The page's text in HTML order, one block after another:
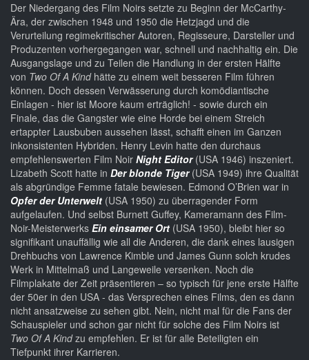
Der Niedergang des Film Noirs setzte zu Beginn der McCarthy-
Ära, der zwischen 1948 und 1950 die Hetzjagd und die
Verurteilung regimekritischer Autoren, Regisseure, Darsteller und
Produzenten vorhergegangen war, schnell und nachhaltig ein. Die
Ausgangslage und zu Teilen die Handlung in der ersten Hälfte
von Two Of A Kindhätte zu einem weit besseren Film führen
können. Doch dessen Verwässerung durch komödiantische
Einlagen - hier ist Moore kaum erträglich! - sowie durch ein
Finale, das die Gangster wie eine Horde bei einem Streich
ertappter Lausbuben aussehen lässt, schafft einen im Ganzen
inkonsistenten Hybriden. Henry Levin hatte den durchaus
empfehlenswerten Film Noir Night Editor(USA 1946) inszeniert.
Lizabeth Scott hatte in Der blonde Tiger(USA 1949) ihre Qualität
als abgründige Femme fatale bewiesen. Edmond O’Brien war in
Opfer der Unterwelt (USA 1950) zu überragender Form
aufgelaufen. Und selbst Burnett Guffey, Kameramann des Film-
Noir-Meisterwerks Ein einsamer Ort (USA 1950), bleibt hier so
signifikant unauffällig wie all die Anderen, die dank eines lausigen
Drehbuchs von Lawrence Kimble und James Gunn solch krudes
Werk in Mittelmaß und Langeweile versenken. Noch die
Filmplakate der Zeit präsentieren – so typisch für jene erste Hälfte
der 50er in den USA - das Versprechen eines Films, den es dann
nicht ansatzweise zu sehen gibt. Nein, nicht mal für die Fans der
Schauspieler und schon gar nicht für solche des Film Noirs ist
Two Of A Kindzu empfehlen. Er ist für alle Beteiligten ein
Tiefpunkt ihrer Karrieren.